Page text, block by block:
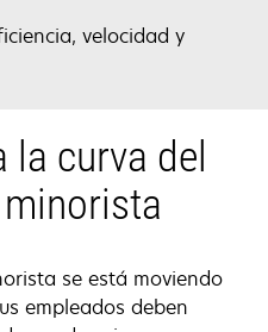
velocidad y
la curva del
se está moviendo
empleados deben